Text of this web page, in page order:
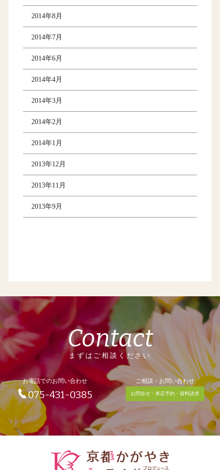
2014年8月
2014年7月
2014年6月
2014年4月
2014年3月
2014年2月
2014年1月
2013年12月
2013年11月
2013年9月
Contact
まずはご相談ください
お電話でのお問い合わせ
075-431-0385
ご相談・お問い合わせ
お問合せ・来店予約・資料請求